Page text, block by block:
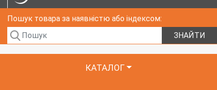
Пошук товара за наявністю або індексом:
ЗНАЙТИ
КАТАЛОГ